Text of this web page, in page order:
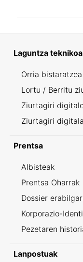
Laguntza teknikoa
Orria bistaratzea
Lortu / Berritu
Ziurtagiri
Ziurtagiri
Prentsa
Albisteak
Prentsa Oharrak
Dossier
Korporazio-
Pezetaren
Lanpostuak